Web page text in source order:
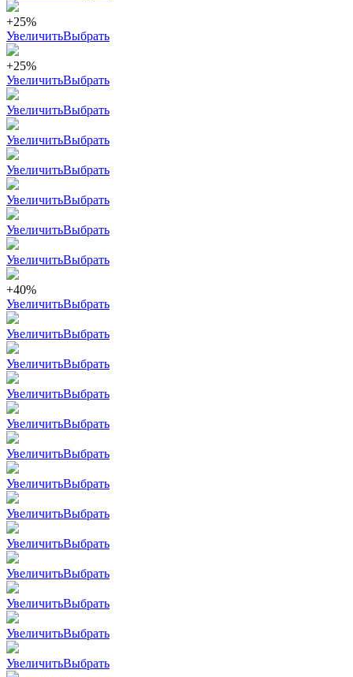
+25%
УвеличитьВыбрать
+25%
УвеличитьВыбрать
УвеличитьВыбрать
УвеличитьВыбрать
УвеличитьВыбрать
УвеличитьВыбрать
УвеличитьВыбрать
УвеличитьВыбрать
+40%
УвеличитьВыбрать
УвеличитьВыбрать
УвеличитьВыбрать
УвеличитьВыбрать
УвеличитьВыбрать
УвеличитьВыбрать
УвеличитьВыбрать
УвеличитьВыбрать
УвеличитьВыбрать
УвеличитьВыбрать
УвеличитьВыбрать
УвеличитьВыбрать
УвеличитьВыбрать